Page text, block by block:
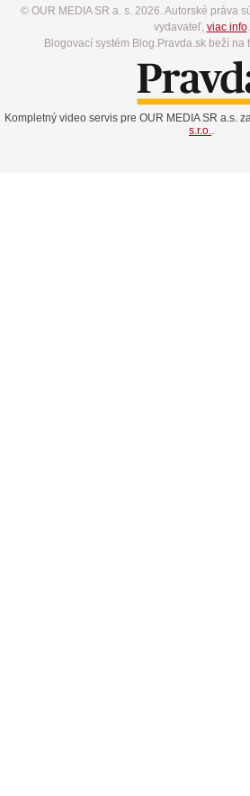
© OUR MEDIA SR a. s. 2026. Autorské práva
vydavateľ, viac info.
Blogovací systém Blog.Pravda.sk beží na
Kompletný video servis pre OUR MEDIA SR a.s.
s.r.o..